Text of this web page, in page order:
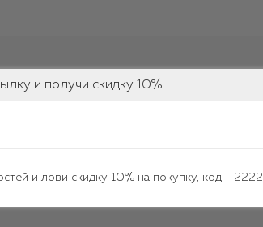
и получи скидку 10%
и лови скидку 10% на покупку, код - 2222